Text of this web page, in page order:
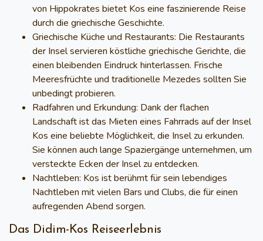
von Hippokrates bietet Kos eine faszinierende Reise
durch die griechische Geschichte.
Griechische Küche und Restaurants: Die Restaurants
der Insel servieren köstliche griechische Gerichte, die
einen bleibenden Eindruck hinterlassen. Frische
Meeresfrüchte und traditionelle Mezedes sollten Sie
unbedingt probieren.
Radfahren und Erkundung: Dank der flachen
Landschaft ist das Mieten eines Fahrrads auf der Insel
Kos eine beliebte Möglichkeit, die Insel zu erkunden.
Sie können auch lange Spaziergänge unternehmen, um
versteckte Ecken der Insel zu entdecken.
Nachtleben: Kos ist berühmt für sein lebendiges
Nachtleben mit vielen Bars und Clubs, die für einen
aufregenden Abend sorgen.
Das Didim-Kos Reiseerlebnis